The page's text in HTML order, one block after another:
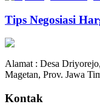
Tips Negosiasi
Alamat : Desa
Magetan, Prov. Jawa
Kontak